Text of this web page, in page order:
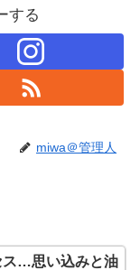
する
miwa＠管理人
ス…思い込みと油